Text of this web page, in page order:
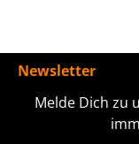
Newsletter
Melde Dich zu